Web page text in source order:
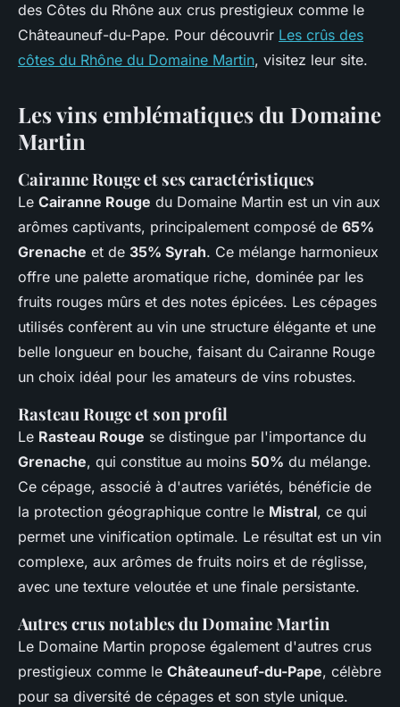
des Côtes du Rhône aux crus prestigieux comme le
Châteauneuf-du-Pape. Pour découvrir Les crûs des
côtes du Rhône du Domaine Martin, visitez leur site.
Les vins emblématiques du Domaine
Martin
Cairanne Rouge et ses caractéristiques
Le Cairanne Rouge du Domaine Martin est un vin aux
arômes captivants, principalement composé de 65%
Grenache et de 35% Syrah. Ce mélange harmonieux
offre une palette aromatique riche, dominée par les
fruits rouges mûrs et des notes épicées. Les cépages
utilisés confèrent au vin une structure élégante et une
belle longueur en bouche, faisant du Cairanne Rouge
un choix idéal pour les amateurs de vins robustes.
Rasteau Rouge et son profil
Le Rasteau Rouge se distingue par l'importance du
Grenache, qui constitue au moins 50% du mélange.
Ce cépage, associé à d'autres variétés, bénéficie de
la protection géographique contre le Mistral, ce qui
permet une vinification optimale. Le résultat est un vin
complexe, aux arômes de fruits noirs et de réglisse,
avec une texture veloutée et une finale persistante.
Autres crus notables du Domaine Martin
Le Domaine Martin propose également d'autres crus
prestigieux comme le Châteauneuf-du-Pape, célèbre
pour sa diversité de cépages et son style unique.